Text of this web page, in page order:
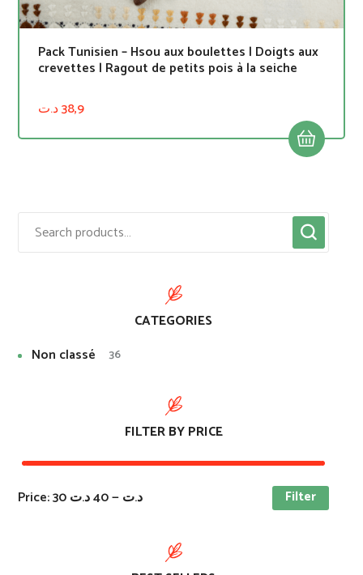
Pack Tunisien – Hsou aux boulettes | Doigts aux
crevettes | Ragout de petits pois à la seiche
38,9د.ت
CATEGORIES
Non classé
36
FILTER BY PRICE
Filter
Price: 30 د.ت—40 د.ت